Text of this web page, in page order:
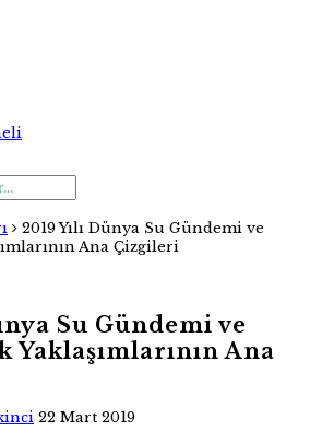
2019 Yılı Dünya Su Gündemi ve
Ana Çizgileri
Su Gündemi ve
Ana
22 Mart 2019